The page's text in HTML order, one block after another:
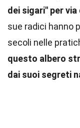
dei sigari" per
sue radici hanno
secoli nelle
questo albero
dai suoi segreti